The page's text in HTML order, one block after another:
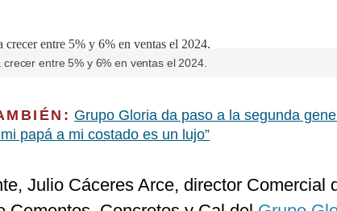
crecer entre 5% y 6% en ventas el 2024.
Grupo Gloria da paso a la segunda
papá a mi costado es un lujo”
Julio Cáceres Arce, director Comercial